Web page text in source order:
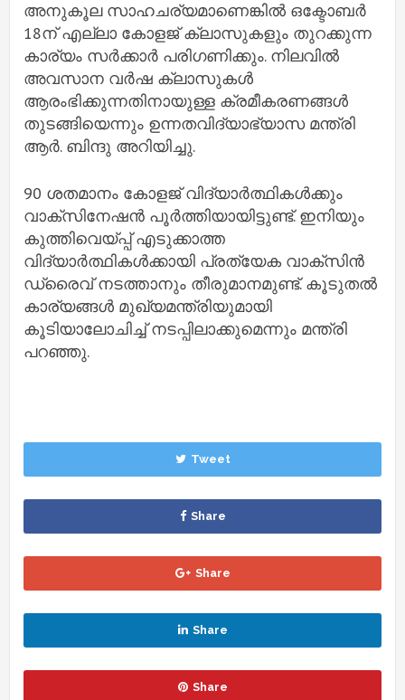
അനുകൂല സാഹചര്യമാണെങ്കിൽ ഒക്ടോബർ
18ന് എല്ലാ കോളജ് ക്ലാസുകളും തുറക്കുന്ന
കാര്യം സർക്കാർ പരിഗണിക്കും. നിലവിൽ
അവസാന വർഷ ക്ലാസുകൾ
ആരംഭിക്കുന്നതിനായുള്ള ക്രമീകരണങ്ങൾ
തുടങ്ങിയെന്നും ഉന്നതവിദ്യാഭ്യാസ മന്ത്രി
ആർ. ബിന്ദു അറിയിച്ചു.
90 ശതമാനം കോളജ് വിദ്യാർത്ഥികൾക്കും
വാക്സിനേഷൻ പൂർത്തിയായിട്ടുണ്ട്. ഇനിയും
കുത്തിവെയ്പ്പ് എടുക്കാത്ത
വിദ്യാർത്ഥികൾക്കായി പ്രത്യേക വാക്സിൻ
ഡ്രൈവ് നടത്താനും തീരുമാനമുണ്ട്. കൂടുതൽ
കാര്യങ്ങൾ മുഖ്യമന്ത്രിയുമായി
കൂടിയാലോചിച്ച് നടപ്പിലാക്കുമെന്നും മന്ത്രി
പറഞ്ഞു.
Tweet
Share
Share
Share
Share